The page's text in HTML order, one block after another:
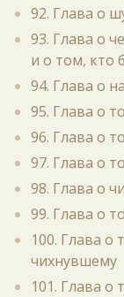
92. Глава о
93. Глава о
и о том, кто
94. Глава о
95. Глава о
96. Глава о
97. Глава о
98. Глава о
99. Глава о
100. Глава о
чихнувшему
101. Глава о